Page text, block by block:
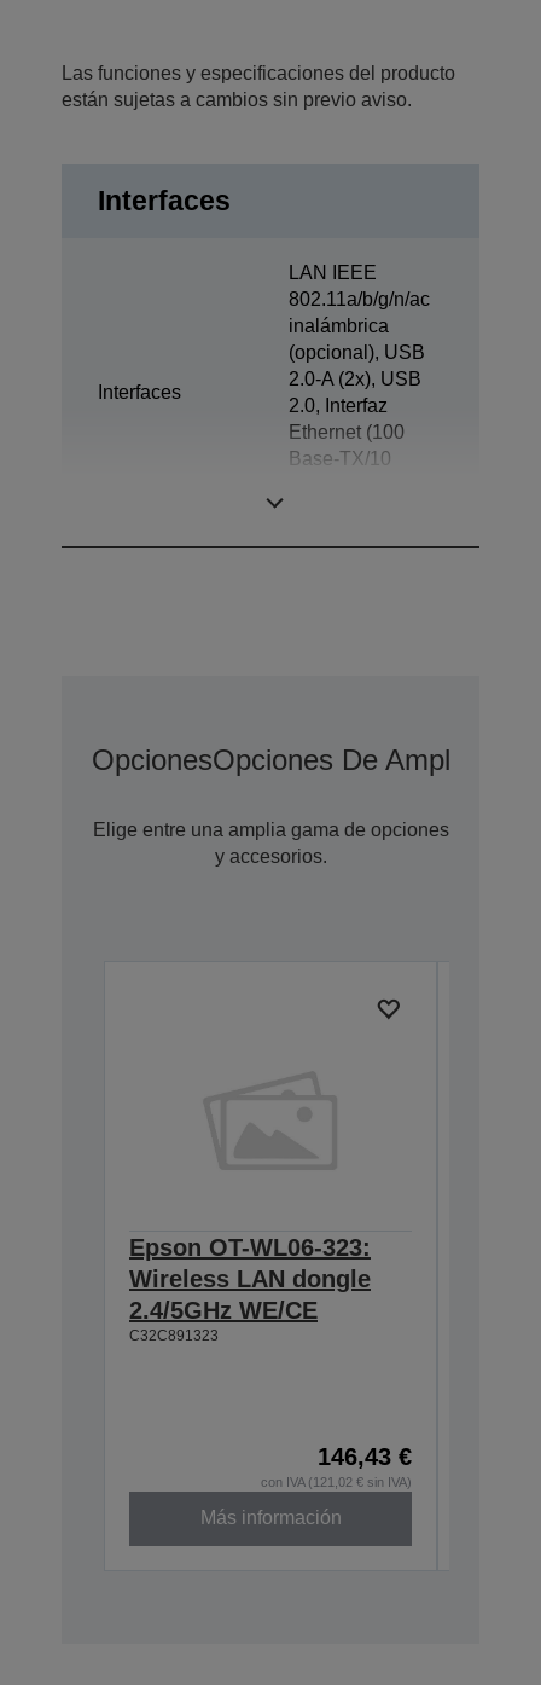
Las funciones y especificaciones del producto
están sujetas a cambios sin previo aviso.
Interfaces
Interfaces
LAN IEEE
802.11a/b/g/n/ac
inalámbrica
(opcional), USB
2.0-A (2x), USB
2.0, Interfaz
Ethernet (100
Base-TX/10
OpcionesOpciones De Ampliación
Elige entre una amplia gama de opciones
y accesorios.
Epson OT-WL06-323:
Wireless LAN dongle
2.4/5GHz WE/CE
C32C891323
146,43 €
con IVA (121,02 € sin IVA)
Más información